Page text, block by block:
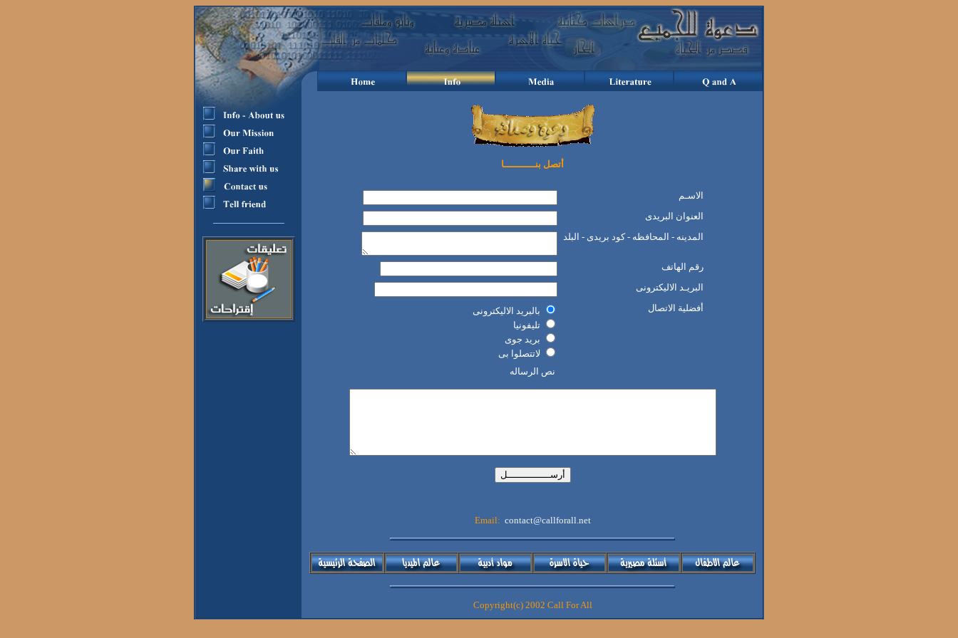
أتصل بنـــــــــــا
الاسـم
العنوان البريدى
المدينه - المحافظه - كود بريدى - البلد
رقم الهاتف
البريـد الاليكترونى
أفضلية الاتصال
بالبريد الاليكترونى
تليفونيا
بريد جوى
لاتتصلوا بى
نص الرساله
Email: contact@callforall.net
Copyright(c) 2002 Call For All